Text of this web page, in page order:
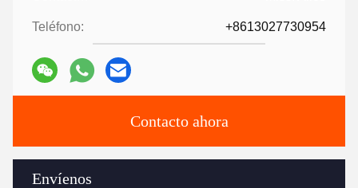
Teléfono: +8613027730954
Contacto ahora
Envíenos